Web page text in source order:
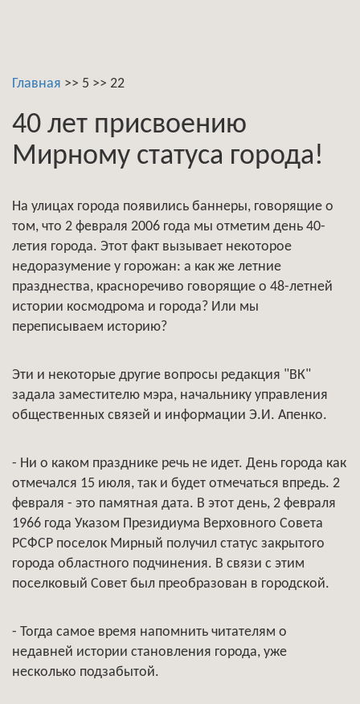
Главная >> 5 >> 22
40 лет присвоению
Мирному статуса города!
На улицах города появились баннеры, говорящие о
том, что 2 февраля 2006 года мы отметим день 40-
летия города. Этот факт вызывает некоторое
недоразумение у горожан: а как же летние
празднества, красноречиво говорящие о 48-летней
истории космодрома и города? Или мы
переписываем историю?
Эти и некоторые другие вопросы редакция "ВК"
задала заместителю мэра, начальнику управления
общественных связей и информации Э.И. Апенко.
- Ни о каком празднике речь не идет. День города как
отмечался 15 июля, так и будет отмечаться впредь. 2
февраля - это памятная дата. В этот день, 2 февраля
1966 года Указом Президиума Верховного Совета
РСФСР поселок Мирный получил статус закрытого
города областного подчинения. В связи с этим
поселковый Совет был преобразован в городской.
- Тогда самое время напомнить читателям о
недавней истории становления города, уже
несколько подзабытой.